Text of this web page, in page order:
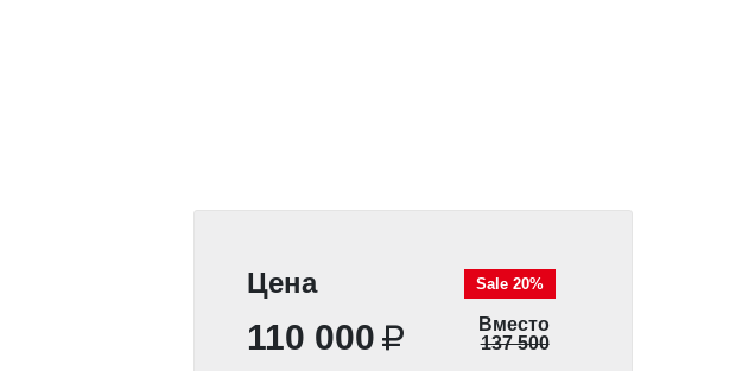
Цена
110 000
Sale 20%
Вместо
137 500